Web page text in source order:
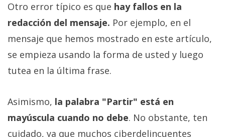
Otro error típico es que hay fallos en la
redacción del mensaje. Por ejemplo, en el
mensaje que hemos mostrado en este artículo,
se empieza usando la forma de usted y luego
tutea en la última frase.
Asimismo, la palabra "Partir" está en
mayúscula cuando no debe. No obstante, ten
cuidado, ya que muchos ciberdelincuentes